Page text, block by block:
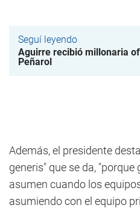
Seguí leyendo
Aguirre recibió millonaria
Peñarol
Además, el presidente
generis" que se da,
asumen cuando los
asumiendo con el equipo